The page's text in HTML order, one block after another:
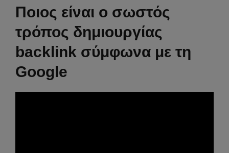
Ποιος είναι ο σωστός
τρόπος δημιουργίας
backlink σύμφωνα με τη
Google